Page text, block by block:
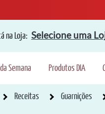
na Loja: Selecione uma
Semana Produtos DIA
Receitas Guarnições